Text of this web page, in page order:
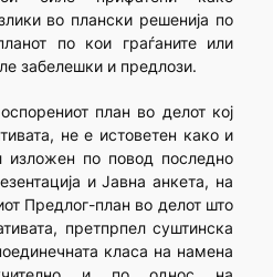
во плански решенија по
по кои граѓаните или
забелешки и предлози.
план во делот кој
не е истоветен како и
изложен по повод последно
и Јавна анкета, на
Предлог-план во делот што
претпрпел суштинска
класа на намена